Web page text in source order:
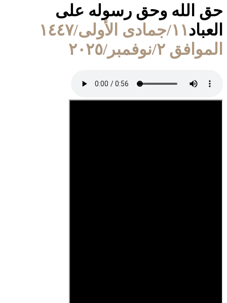
حق الله وحق رسوله على
العباد
١١/جمادى الأولى/١٤٤٧
الموافق ٢/نوفمبر/٢٠٢٥